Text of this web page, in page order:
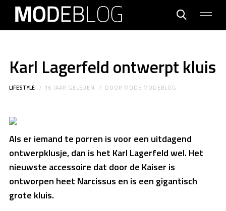
Karl Lagerfeld ontwerpt kluis
LIFESTYLE 16 JAAR GELEDEN DOOR MODE MODEBLOG
Als er iemand te porren is voor een uitdagend
ontwerpklusje, dan is het Karl Lagerfeld wel. Het
nieuwste accessoire dat door de Kaiser is
ontworpen heet Narcissus en is een gigantisch
grote kluis.